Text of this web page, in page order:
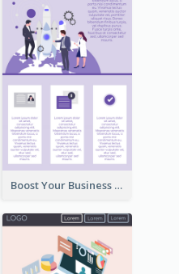
Boost Your Business Landing Page